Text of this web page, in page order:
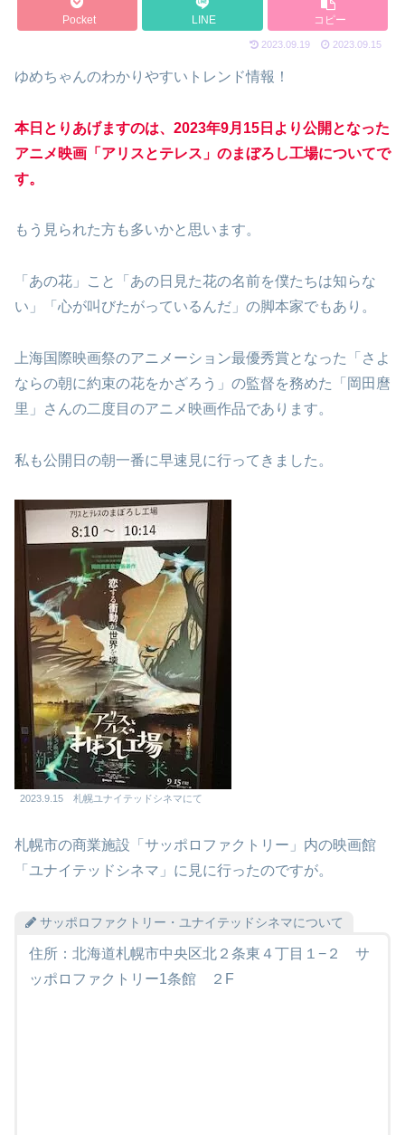
Pocket LINE コピー
2023.09.19 2023.09.15
ゆめちゃんのわかりやすいトレンド情報！
本日とりあげますのは、2023年9月15日より公開となった
アニメ映画「アリスとテレス」のまぼろし工場についてで
す。
もう見られた方も多いかと思います。
「あの花」こと「あの日見た花の名前を僕たちは知らな
い」「心が叫びたがっているんだ」の脚本家でもあり。
上海国際映画祭のアニメーション最優秀賞となった「さよ
ならの朝に約束の花をかざろう」の監督を務めた「岡田麿
里」さんの二度目のアニメ映画作品であります。
私も公開日の朝一番に早速見に行ってきました。
2023.9.15 札幌ユナイテッドシネマにて
札幌市の商業施設「サッポロファクトリー」内の映画館
「ユナイテッドシネマ」に見に行ったのですが。
サッポロファクトリー・ユナイテッドシネマについて
住所：北海道札幌市中央区北２条東４丁目１−２ サ
ッポロファクトリー1条館 ２F